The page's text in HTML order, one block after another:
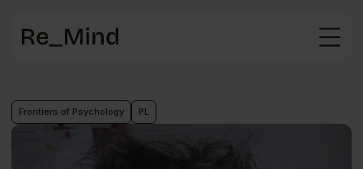
Frontiers of Psychology PL